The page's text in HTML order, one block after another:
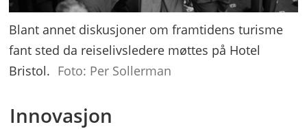
Blant annet diskusjoner om framtidens turisme
fant sted da reiselivsledere møttes på Hotel
Bristol. Foto: Per Sollerman
Innovasjon